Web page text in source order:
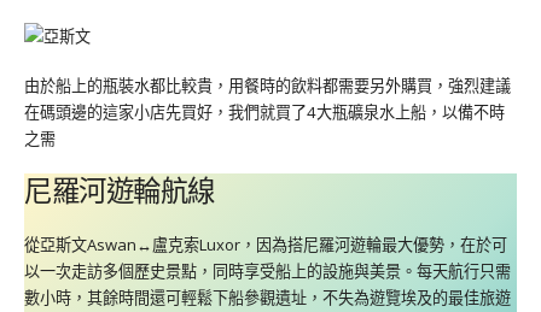
由於船上的瓶裝水都比較貴，用餐時的飲料都需要另外購買，強烈建議
在碼頭邊的這家小店先買好，我們就買了4大瓶礦泉水上船，以備不時
之需
尼羅河遊輪航線
從亞斯文Aswan↔️盧克索Luxor，因為搭尼羅河遊輪最大優勢，在於可
以一次走訪多個歷史景點，同時享受船上的設施與美景。每天航行只需
數小時，其餘時間還可輕鬆下船參觀遺址，不失為遊覽埃及的最佳旅遊